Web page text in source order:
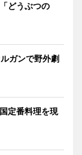
どうぶつの
ガンで野外劇
定番料理を現